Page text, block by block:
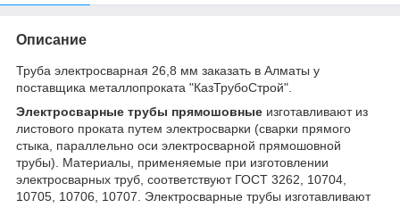
Описание
Труба электросварная 26,8 мм заказать в Алматы у
поставщика металлопроката "КазТрубоСтрой".
Электросварные трубы прямошовные изготавливают из
листового проката путем электросварки (сварки прямого
стыка, параллельно оси электросварной прямошовной
трубы). Материалы, применяемые при изготовлении
электросварных труб, соответствуют ГОСТ 3262, 10704,
10705, 10706, 10707. Электросварные трубы изготавливают